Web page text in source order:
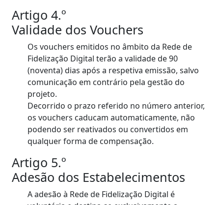
Artigo 4.º
Validade dos Vouchers
Os vouchers emitidos no âmbito da Rede de
Fidelização Digital terão a validade de 90
(noventa) dias após a respetiva emissão, salvo
comunicação em contrário pela gestão do
projeto.
Decorrido o prazo referido no número anterior,
os vouchers caducam automaticamente, não
podendo ser reativados ou convertidos em
qualquer forma de compensação.
Artigo 5.º
Adesão dos Estabelecimentos
A adesão à Rede de Fidelização Digital é